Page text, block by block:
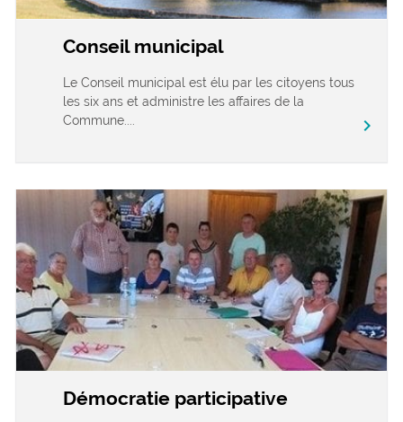
Conseil municipal
Le Conseil municipal est élu par les citoyens tous
les six ans et administre les affaires de la
Commune....
chevron_right
Démocratie participative